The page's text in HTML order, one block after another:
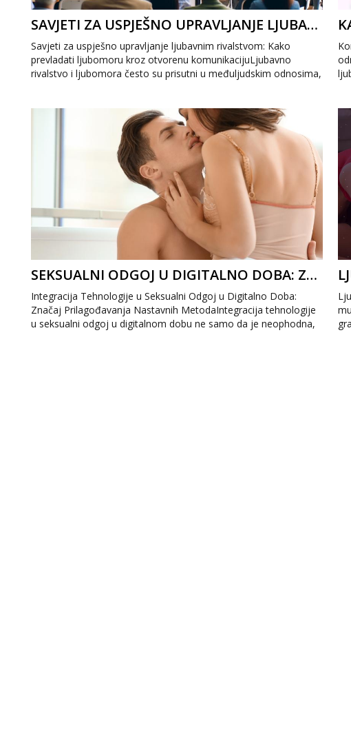
SAVJETI ZA USPJEŠNO UPRAVLJANJE LJUBAVNIM RIVALSTVOM: KAKO PREVLADATI LJUBOMORU
Savjeti za uspješno upravljanje ljubavnim rivalstvom: Kako
prevladati ljubomoru kroz otvorenu komunikacijuLjubavno
rivalstvo i ljubomora često su prisutni u međuljudskim odnosima,
SEKSUALNI ODGOJ U DIGITALNO DOBA: ZNAČAJ PRILAGOĐAVANJA NASTAVNIH METODA
Integracija Tehnologije u Seksualni Odgoj u Digitalno Doba:
Značaj Prilagođavanja Nastavnih MetodaIntegracija tehnologije
u seksualni odgoj u digitalnom dobu ne samo da je neophodna,